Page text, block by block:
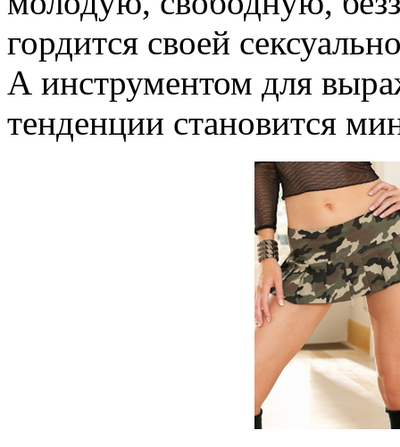
гордится своей
А инструментом для
тенденции становится